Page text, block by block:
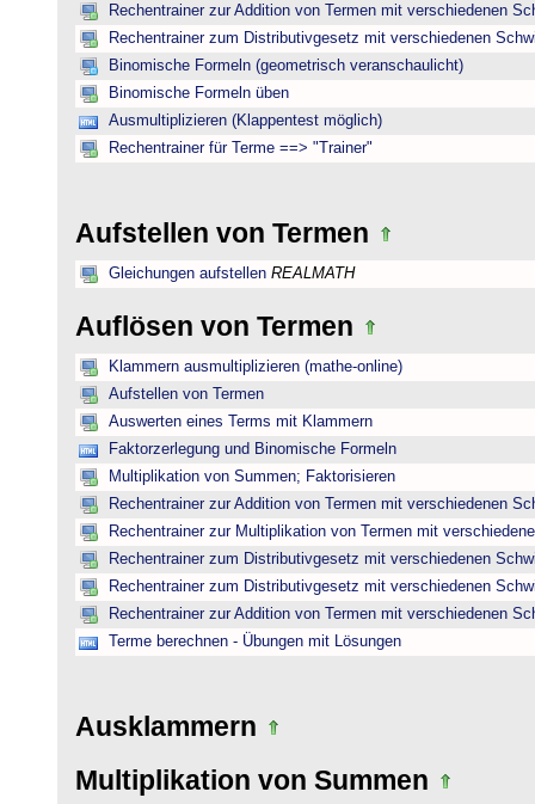
Rechentrainer zur Addition von Termen mit verschiedenen
Rechentrainer zum Distributivgesetz mit verschiedenen
Binomische Formeln (geometrisch veranschaulicht)
Binomische Formeln üben
Ausmultiplizieren (Klappentest möglich)
Rechentrainer für Terme ==> "Trainer"
Aufstellen von Termen
Gleichungen aufstellen REALMATH
Auflösen von Termen
Klammern ausmultiplizieren (mathe-online)
Aufstellen von Termen
Auswerten eines Terms mit Klammern
Faktorzerlegung und Binomische Formeln
Multiplikation von Summen; Faktorisieren
Rechentrainer zur Addition von Termen mit verschiedenen
Rechentrainer zur Multiplikation von Termen mit
Rechentrainer zum Distributivgesetz mit verschiedenen
Rechentrainer zum Distributivgesetz mit verschiedenen
Rechentrainer zur Addition von Termen mit verschiedenen
Terme berechnen - Übungen mit Lösungen
Ausklammern
Multiplikation von Summen